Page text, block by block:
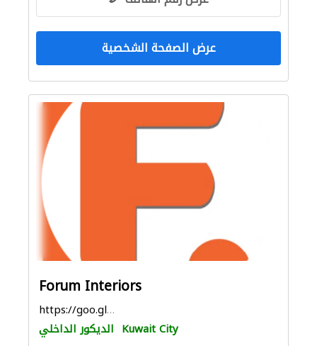
عرض الصفحة الشخصية
Forum Interiors
https://goo.gl/maps/9TbWjaYn1LEK694N7
الديكور الداخلي Kuwait City